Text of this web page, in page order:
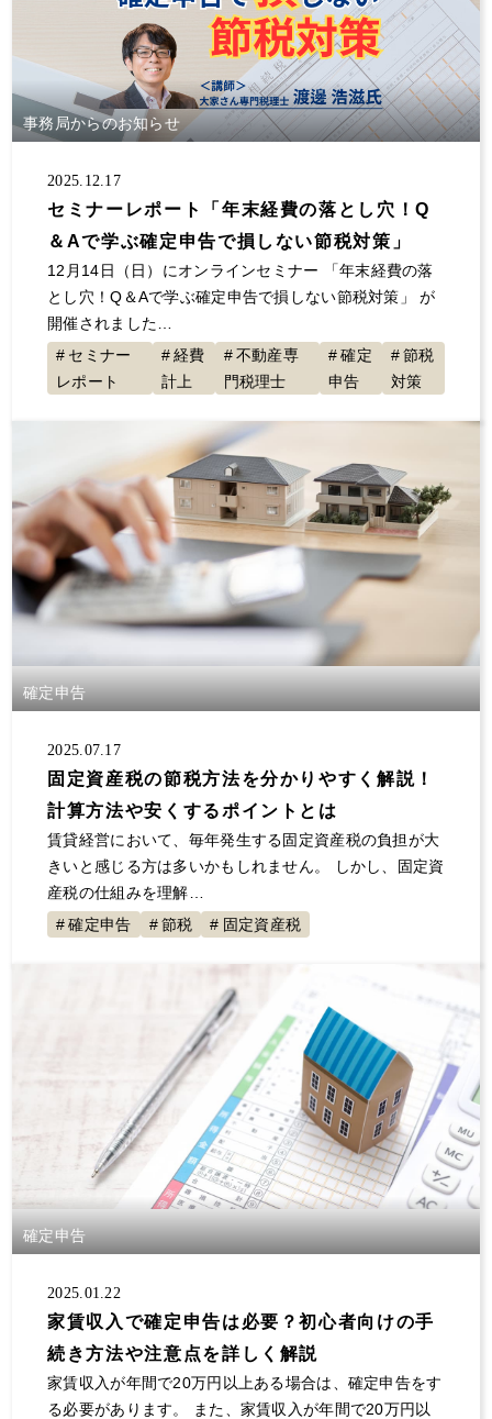
事務局からのお知らせ
2025.12.17
セミナーレポート「年末経費の落とし穴！Q
＆Aで学ぶ確定申告で損しない節税対策」
12月14日（日）にオンラインセミナー 「年末経費の落
とし穴！Q＆Aで学ぶ確定申告で損しない節税対策」 が
開催されました…
セミナー
レポート
経費
計上
不動産専
門税理士
確定
申告
節税
対策
確定申告
2025.07.17
固定資産税の節税方法を分かりやすく解説！
計算方法や安くするポイントとは
賃貸経営において、毎年発生する固定資産税の負担が大
きいと感じる方は多いかもしれません。 しかし、固定資
産税の仕組みを理解…
確定申告
節税 固定資産税
確定申告
2025.01.22
家賃収入で確定申告は必要？初心者向けの手
続き方法や注意点を詳しく解説
家賃収入が年間で20万円以上ある場合は、確定申告をす
る必要があります。 また、家賃収入が年間で20万円以